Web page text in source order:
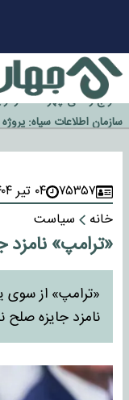
گزینه جدایی اوسمار روی
آیا رئیس جمهور آمریکا
اخراج رسمی چهره نامدار
سازمان اطلاعات سپاه:
خورد
۷۵۳۵۷ ۰۴ تیر ۱۴۰۴
خانه
سیاست
«ترامپ»
«ترامپ» از سوی
نامزد جایزه صلح